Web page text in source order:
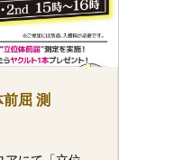
屈 測